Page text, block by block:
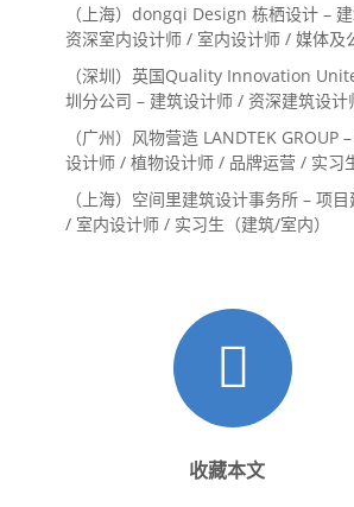
（上海）dongqi Design 栋栖设计 –
资深室内设计师 / 室内设计师 / 媒体及
系主管 / 设计实习生（常年招聘）
（深圳）英国Quality Innovation
圳分公司 – 建筑设计师 / 资深建筑设计
内设计师 / 设计实习生
（广州）风物营造 LANDTEK GROUP
设计师 / 植物设计师 / 品牌运营 / 实习
（上海）空间里建筑设计事务所 – 项
/ 室内设计师 / 实习生（建筑/室内）
收藏本文